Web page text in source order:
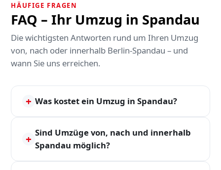
HÄUFIGE FRAGEN
FAQ – Ihr Umzug in Spandau
Die wichtigsten Antworten rund um Ihren Umzug
von, nach oder innerhalb Berlin-Spandau – und
wann Sie uns erreichen.
+ Was kostet ein Umzug in Spandau?
+ Sind Umzüge von, nach und innerhalb
Spandau möglich?